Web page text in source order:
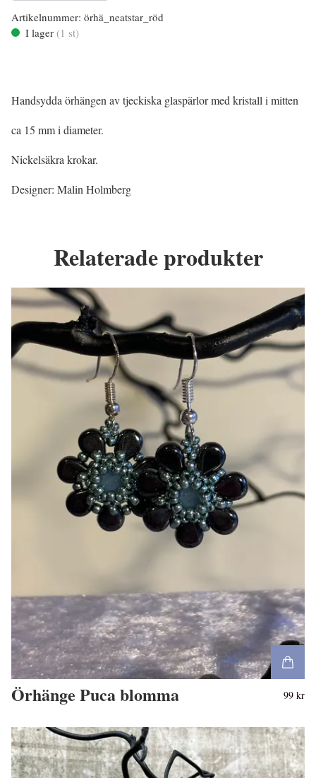
Artikelnummer: örhä_neatstar_röd
I lager (1 st)
Handsydda örhängen av tjeckiska glaspärlor med kristall i mitten
ca 15 mm i diameter.
Nickelsäkra krokar.
Designer: Malin Holmberg
Relaterade produkter
Örhänge Puca blomma 99 kr